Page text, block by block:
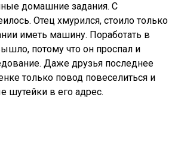
домашние задания. С
Отец хмурился, стоило только
иметь машину. Поработать в
потому что он проспал и
Даже друзья последнее
только повод повеселиться и
шутейки в его адрес.